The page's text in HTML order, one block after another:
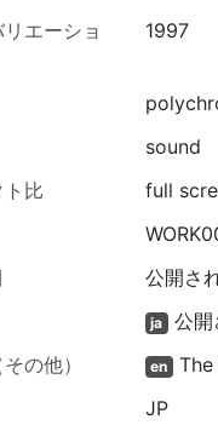
エーショ
1997
sound
比
full
公開さ
ja
公開
の他）
en
JP